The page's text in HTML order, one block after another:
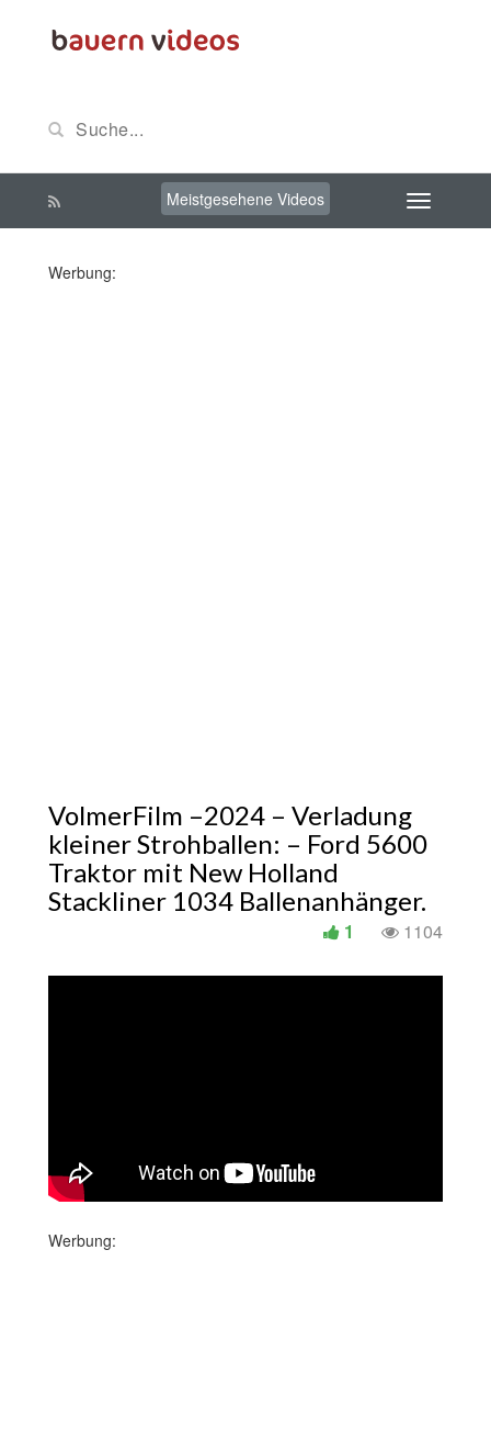
Meistgesehene Videos
Werbung:
VolmerFilm –2024 – Verladung
kleiner Strohballen: – Ford 5600
Traktor mit New Holland
Stackliner 1034 Ballenanhänger.
1104
1
Werbung: